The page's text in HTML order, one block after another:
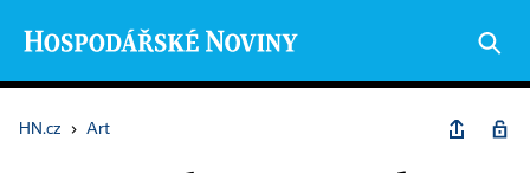
HN.cz › Art